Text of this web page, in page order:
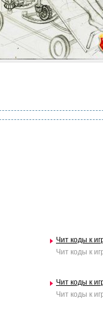
Чит коды к
Чит коды к
Чит коды к
Чит коды к